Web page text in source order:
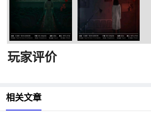
玩家评价
相关文章